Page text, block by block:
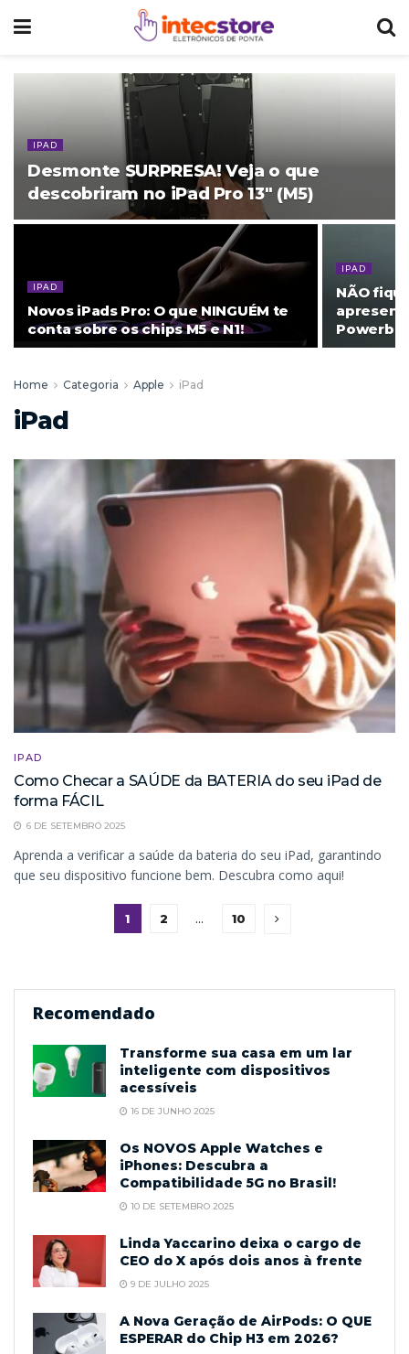
IPAD
Desmonte SURPRESA! Veja o que
descobriram no iPad Pro 13″ (M5)
IPAD
Novos iPads Pro: O que NINGUÉM te
conta sobre os chips M5 e N1!
IPAD
NÃO
Home Categoria Apple iPad
iPad
IPAD
Como Checar a SAÚDE da BATERIA do seu iPad de
forma FÁCIL
6 DE SETEMBRO 2025
Aprenda a verificar a saúde da bateria do seu iPad, garantindo
que seu dispositivo funcione bem. Descubra como aqui!
1 2 … 10
Recomendado
Transforme sua casa em um lar
inteligente com dispositivos
acessíveis
16 DE JUNHO 2025
Os NOVOS Apple Watches e
iPhones: Descubra a
Compatibilidade 5G no Brasil!
10 DE SETEMBRO 2025
Linda Yaccarino deixa o cargo de
CEO do X após dois anos à frente
9 DE JULHO 2025
A Nova Geração de AirPods: O QUE
ESPERAR do Chip H3 em 2026?